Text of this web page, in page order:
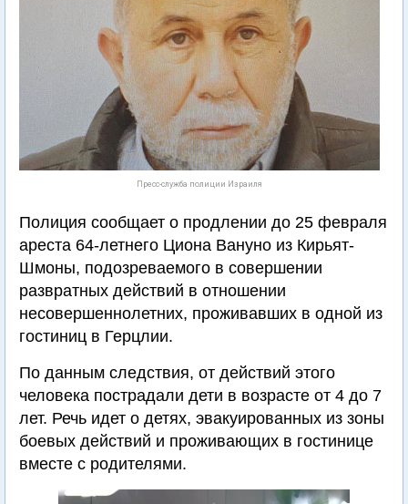
Пресс-служба полиции Израиля
Полиция сообщает о продлении до 25 февраля
ареста 64-летнего Циона Вануно из Кирьят-
Шмоны, подозреваемого в совершении
развратных действий в отношении
несовершеннолетних, проживавших в одной из
гостиниц в Герцлии.
По данным следствия, от действий этого
человека пострадали дети в возрасте от 4 до 7
лет. Речь идет о детях, эвакуированных из зоны
боевых действий и проживающих в гостинице
вместе с родителями.